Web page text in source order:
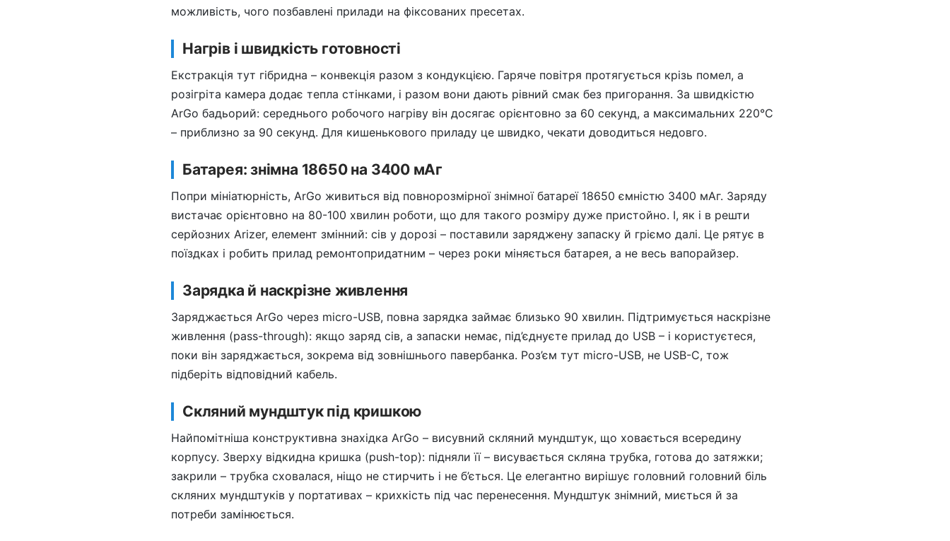
можливість, чого позбавлені прилади на фіксованих пресетах.
Нагрів і швидкість готовності
Екстракція тут гібридна – конвекція разом з кондукцією. Гаряче повітря протягується крізь помел, а
розігріта камера додає тепла стінками, і разом вони дають рівний смак без пригорання. За швидкістю
ArGo бадьорий: середнього робочого нагріву він досягає орієнтовно за 60 секунд, а максимальних 220°C
– приблизно за 90 секунд. Для кишенькового приладу це швидко, чекати доводиться недовго.
Батарея: знімна 18650 на 3400 мАг
Попри мініатюрність, ArGo живиться від повнорозмірної знімної батареї 18650 ємністю 3400 мАг. Заряду
вистачає орієнтовно на 80-100 хвилин роботи, що для такого розміру дуже пристойно. І, як і в решти
серйозних Arizer, елемент змінний: сів у дорозі – поставили заряджену запаску й гріємо далі. Це рятує в
поїздках і робить прилад ремонтопридатним – через роки міняється батарея, а не весь вапорайзер.
Зарядка й наскрізне живлення
Заряджається ArGo через micro-USB, повна зарядка займає близько 90 хвилин. Підтримується наскрізне
живлення (pass-through): якщо заряд сів, а запаски немає, під’єднуєте прилад до USB – і користуєтеся,
поки він заряджається, зокрема від зовнішнього павербанка. Роз’єм тут micro-USB, не USB-C, тож
підберіть відповідний кабель.
Скляний мундштук під кришкою
Найпомітніша конструктивна знахідка ArGo – висувний скляний мундштук, що ховається всередину
корпусу. Зверху відкидна кришка (push-top): підняли її – висувається скляна трубка, готова до затяжки;
закрили – трубка сховалася, ніщо не стирчить і не б’ється. Це елегантно вирішує головний головний біль
скляних мундштуків у портативах – крихкість під час перенесення. Мундштук знімний, миється й за
потреби замінюється.